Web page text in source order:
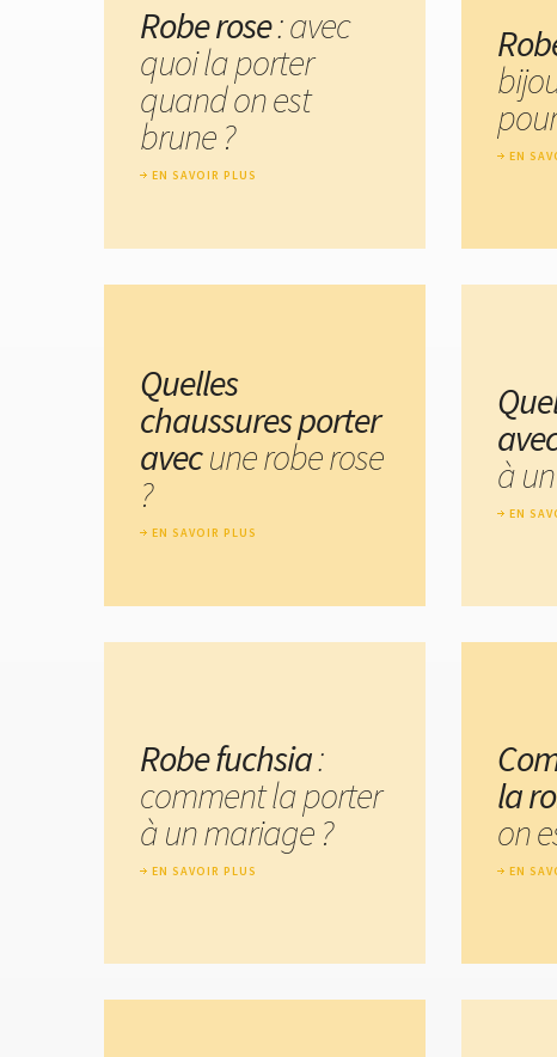
Robe rose: avec
quoi la porter
quand on est
brune ?
EN SAVOIR PLUS
EN
Quelles
chaussures porter
avecune robe rose
?
EN SAVOIR PLUS
à
EN
Robe fuchsia:
comment la porter
à un mariage ?
EN SAVOIR PLUS
la
on
EN